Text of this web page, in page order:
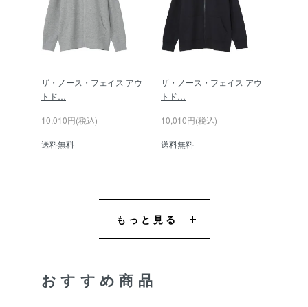
ザ・ノース・フェイス アウ
トド…
10,010円(税込)
送料無料
ザ・ノース・フェイス アウ
トド…
10,010円(税込)
送料無料
もっと見る
おすすめ商品